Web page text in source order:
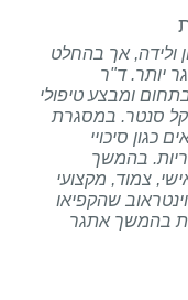
ולידה, אך בהחלט
יותר. ד"ר
ומבצע טיפולי
סנטר. במסגרת
כגון סיכויי
בהמשך
צמוד, מקצועי
שהקפיאו
בהמשך אתגר